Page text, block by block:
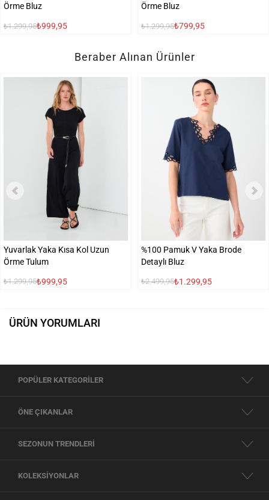
Örme Bluz
₺1.299,95₺999,95
Örme Bluz
₺1.299,95₺799,95
Beraber Alınan Ürünler
Yuvarlak Yaka Kısa Kol Uzun
Örme Tulum
₺1.299,95₺999,95
%100 Pamuk V Yaka Brode
Detaylı Bluz
₺2.499,95₺1.299,95
ÜRÜN YORUMLARI
POPÜLER KATEGORİLER
ÖNE ÇIKANLAR
SEZONUN TRENDLERİ
KOLEKSİYONLAR